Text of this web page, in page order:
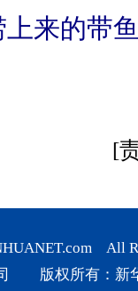
来的带鱼
[
All
版权所有：新